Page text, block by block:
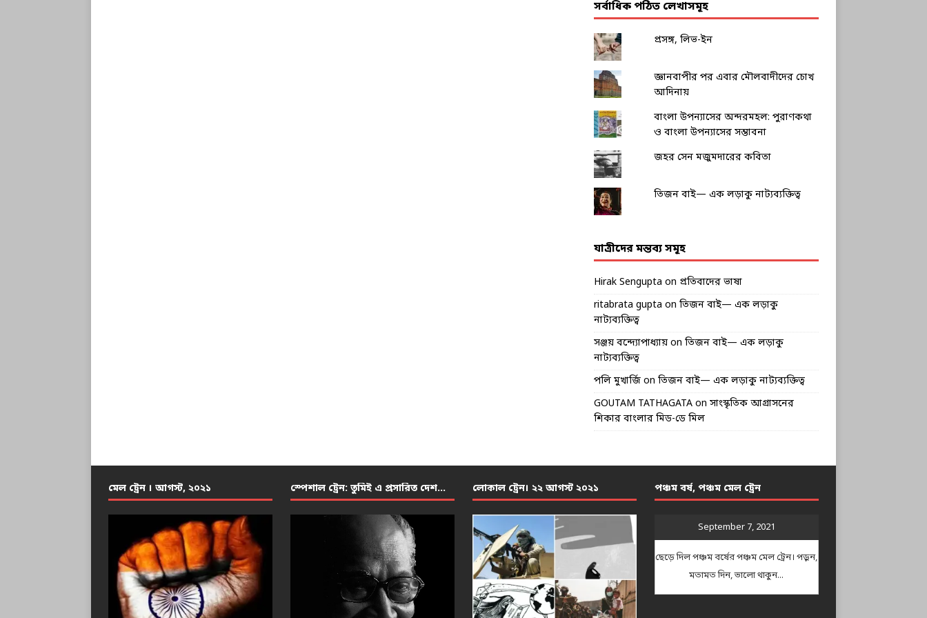
সর্বাধিক পঠিত লেখাসমূহ
প্রসঙ্গ, লিভ-ইন
জ্ঞানবাপীর পর এবার মৌলবাদীদের চোখ
আদিনায়
বাংলা উপন্যাসের অন্দরমহল: পুরাণকথা
ও বাংলা উপন্যাসের সম্ভাবনা
জহর সেন মজুমদারের কবিতা
তিজন বাই— এক লড়াকু নাট্যব্যক্তিত্ব
যাত্রীদের মন্তব্য সমূহ
Hirak Sengupta on প্রতিবাদের ভাষা
ritabrata gupta on তিজন বাই— এক লড়াকু
নাট্যব্যক্তিত্ব
সঞ্জয় বন্দ্যোপাধ্যায়on তিজন বাই— এক লড়াকু
নাট্যব্যক্তিত্ব
পলি মুখার্জিon তিজন বাই— এক লড়াকু নাট্যব্যক্তিত্ব
GOUTAM TATHAGATAon সাংস্কৃতিক আগ্রাসনের
শিকার বাংলার মিড-ডে মিল
মেল ট্রেন । আগস্ট, ২০২১ স্পেশাল ট্রেন: তুমিই এ প্রসারিত দেশ… লোকাল ট্রেন। ২২ আগস্ট ২০২১ পঞ্চম বর্ষ, পঞ্চম মেল ট্রেন
September 7, 2021
ছেড়ে দিল পঞ্চম বর্ষের পঞ্চম মেল ট্রেন। পড়ুন,
মতামত দিন, ভালো থাকুন...